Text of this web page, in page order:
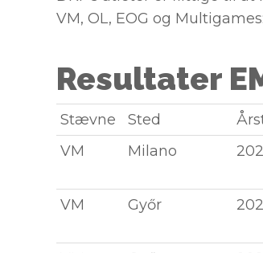
VM, OL, EOG og Multigames:
Resultater
Stævne Sted
VM
Milano
VM
Győr